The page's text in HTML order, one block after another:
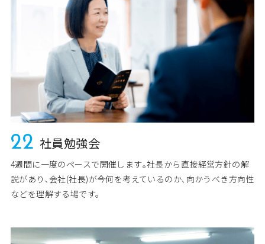
22 社員勉強会
4週間に一度のペースで開催します｡社長から直接経営方針の解
説があり､会社(社長)が今何を考えているのか､向かうべき方向性
などを理解する場です。